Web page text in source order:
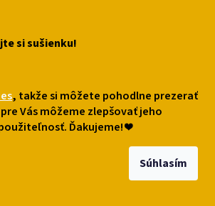
si sušienku!
, takže si môžete pohodlne prezerať
Vás môžeme zlepšovať jeho
Ďakujeme!❤
Súhlasím
zamilovaných mačičiek. Krásny doplnok
140 x 33 cm.